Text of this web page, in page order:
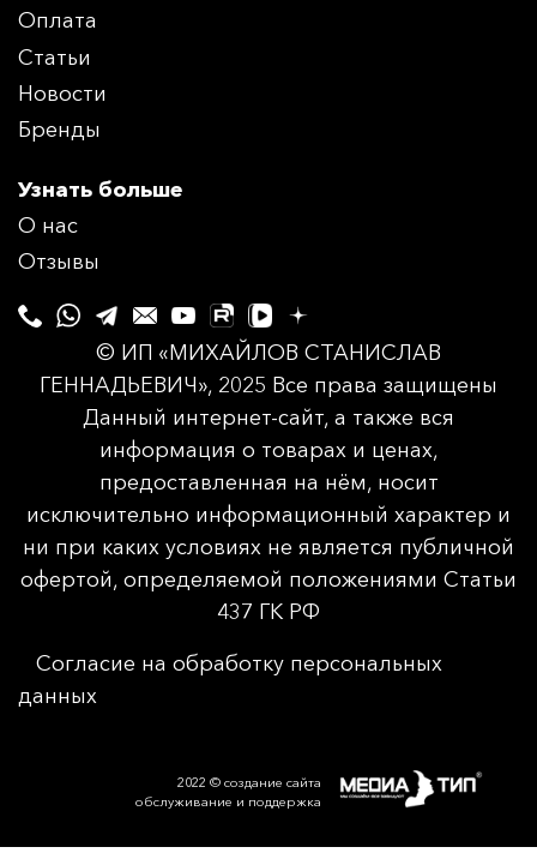
Оплата
Статьи
Новости
Бренды
Узнать больше
О нас
Отзывы
© ИП «МИХАЙЛОВ СТАНИСЛАВ
ГЕННАДЬЕВИЧ», 2025 Все права защищены
Данный интернет-сайт, а также вся
информация о товарах и ценах,
предоставленная на нём, носит
исключительно информационный характер и
ни при каких условиях не является публичной
офертой, определяемой положениями Статьи
437 ГК РФ
Согласие на обработку персональных
данных
2022 © создание сайта
обслуживание и поддержка